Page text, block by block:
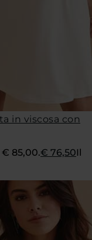
in viscosa con
85,00.€ 76,50Il